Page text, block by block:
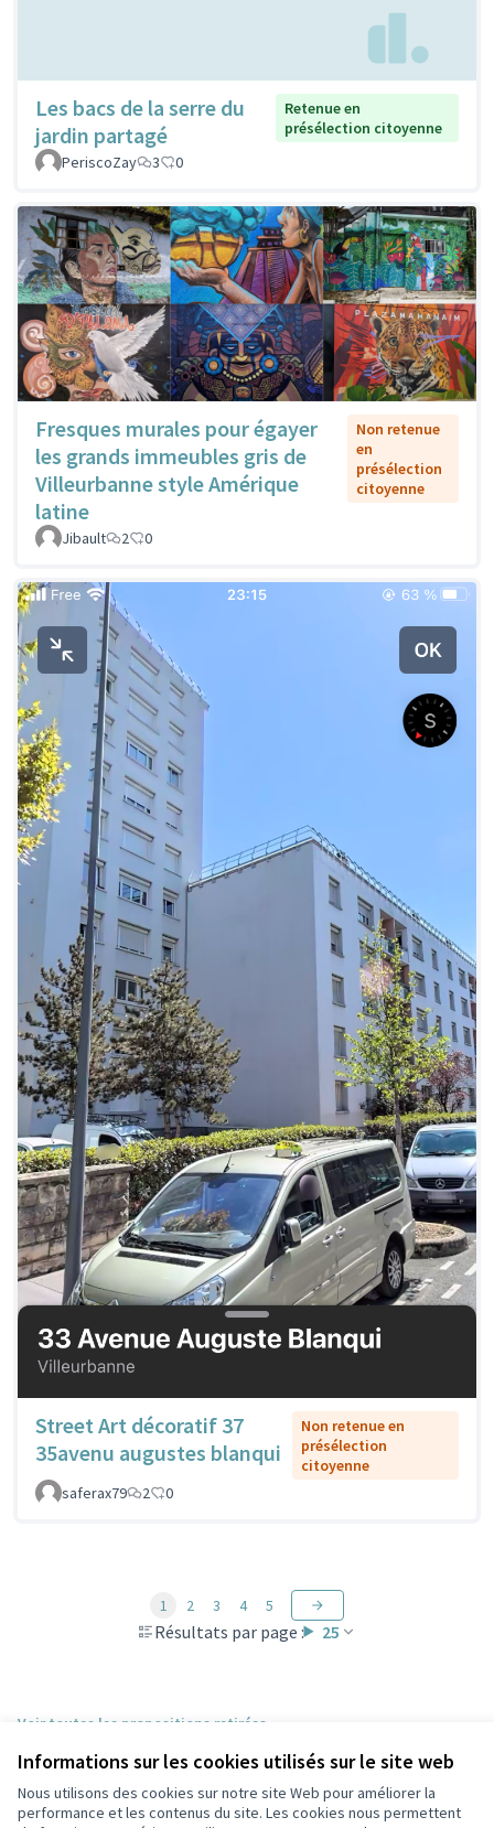
Informations sur les cookies utilisés sur le site web
Nous utilisons des cookies sur notre site Web pour améliorer la
performance et les contenus du site. Les cookies nous permettent
Les bacs de la serre du
jardin partagé
Retenue en
présélection citoyenne
PeriscoZay
3 0
Fresques murales pour égayer
les grands immeubles gris de
Villeurbanne style Amérique
latine
Non retenue
en
présélection
citoyenne
Jibault 2 0
Street Art décoratif 37
35avenu augustes blanqui
Non retenue en
présélection
citoyenne
saferax79
2 0
Résultats par page : 25
1 2 3 4 5
Voir toutes les propositions retirées
Conditions d'utilisation
Paramètres des cookies